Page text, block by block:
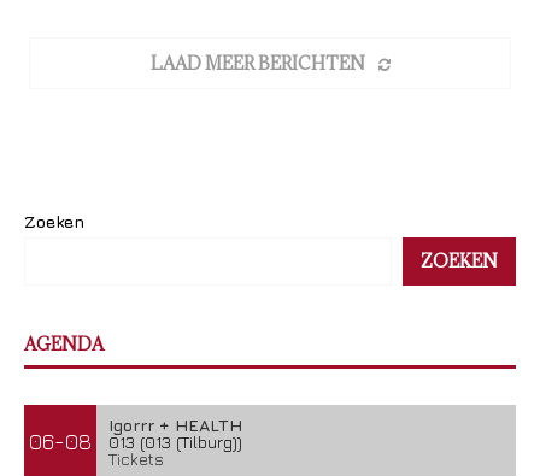
LAAD MEER BERICHTEN
Zoeken
ZOEKEN
AGENDA
06-08
Igorrr + HEALTH
013 (013 (Tilburg))
Tickets